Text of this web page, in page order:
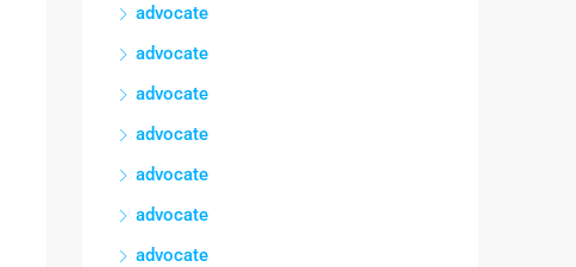
advocate
advocate
advocate
advocate
advocate
advocate
advocate